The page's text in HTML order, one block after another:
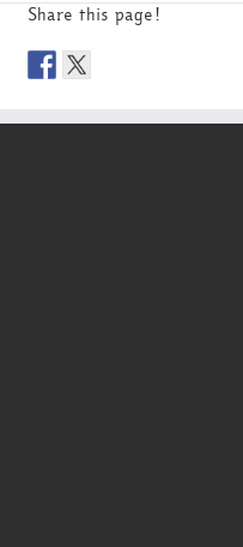
Share this page!